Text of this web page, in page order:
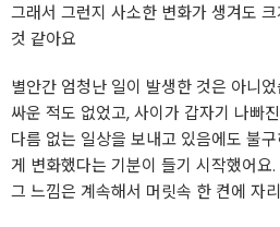
그래서 그런지 사소한 변화가 생겨도
것 같아요
별안간 엄청난 일이 발생한 것은 아니
싸운 적도 없었고, 사이가 갑자기 나빠
다름 없는 일상을 보내고 있음에도 불
게 변화했다는 기분이 들기 시작했어요
그 느낌은 계속해서 머릿속 한 켠에 자